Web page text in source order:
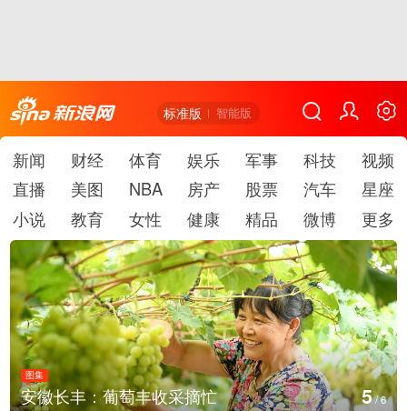
标准版 智能版
新闻 财经 体育 娱乐 军事 科技
视频
直播
美图 NBA 房产 股票 汽车
星座
小说
教育 女性 健康 精品 微博 更多
图集
安徽长丰：葡萄丰收采摘忙 6/6